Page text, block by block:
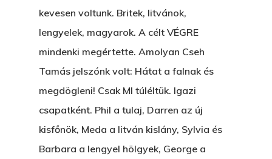
kevesen voltunk. Britek, litvánok,
lengyelek, magyarok. A célt VÉGRE
mindenki megértette. Amolyan Cseh
Tamás jelszónk volt: Hátat a falnak és
megdögleni! Csak MI túléltük. Igazi
csapatként. Phil a tulaj, Darren az új
kisfőnök, Meda a litván kislány, Sylvia és
Barbara a lengyel hölgyek, George a